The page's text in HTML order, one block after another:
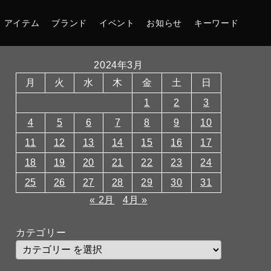
アイテム ブランド イベント お知らせ キーワード
2024年3月
月
火 水 木 金 土
日
1
2
3
4
5 6 7 8 9
10
11
12 13 14 15 16
17
18
19 20 21 22 23
24
25
26 27 28 29 30
31
« 2月
4月 »
カテゴリー